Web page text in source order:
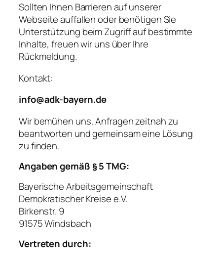
Sollten Ihnen Barrieren auf unserer
Webseite auffallen oder benötigen Sie
Unterstützung beim Zugriff auf bestimmte
Inhalte, freuen wir uns über Ihre
Rückmeldung.
Kontakt:
info@adk-bayern.de
Wir bemühen uns, Anfragen zeitnah zu
beantworten und gemeinsam eine Lösung
zu finden.
Angaben gemäß § 5 TMG:
Bayerische Arbeitsgemeinschaft
Demokratischer Kreise e.V.
Birkenstr. 9
91575 Windsbach
Vertreten durch: